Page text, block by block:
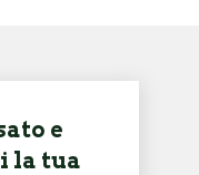
e
la tua